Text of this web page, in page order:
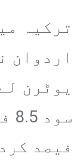
ترکیہ
اردوان
یوٹرن
فیصد